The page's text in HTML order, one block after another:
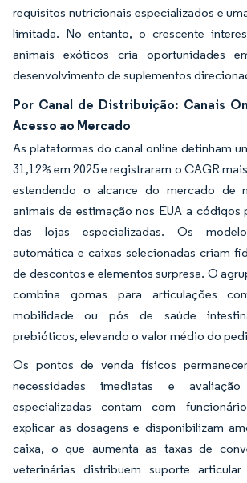
requisitos nutricionais especializados e
limitada. No entanto, o crescente
animais exóticos cria oportunidades
desenvolvimento de suplementos
Por Canal de Distribuição: Canais
Acesso ao Mercado
As plataformas do canal online detinham
31,12% em 2025 e registraram o CAGR
estendendo o alcance do mercado de
animais de estimação nos EUA a códigos
das lojas especializadas. Os
automática e caixas selecionadas criam
de descontos e elementos surpresa. O
combina gomas para articulações
mobilidade ou pós de saúde
prebióticos, elevando o valor médio do
Os pontos de venda físicos
necessidades imediatas e
especializadas contam com
explicar as dosagens e disponibilizam
caixa, o que aumenta as taxas de
veterinárias distribuem suporte